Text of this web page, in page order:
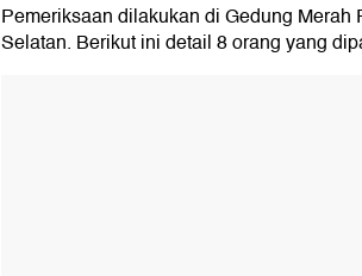
Pemeriksaan dilakukan di Gedung
Selatan. Berikut ini detail 8 orang yang